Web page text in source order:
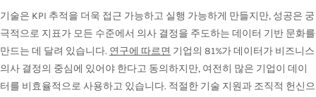
기술은 KPI 추적을 더욱 접근 가능하고 실행 가능하게 만들지만, 성공은 궁
극적으로 지표가 모든 수준에서 의사 결정을 주도하는 데이터 기반 문화를
만드는 데 달려 있습니다. 연구에 따르면 기업의 81%가 데이터가 비즈니스
의사 결정의 중심에 있어야 한다고 동의하지만, 여전히 많은 기업이 데이
터를 비효율적으로 사용하고 있습니다. 적절한 기술 지원과 조직적 헌신으